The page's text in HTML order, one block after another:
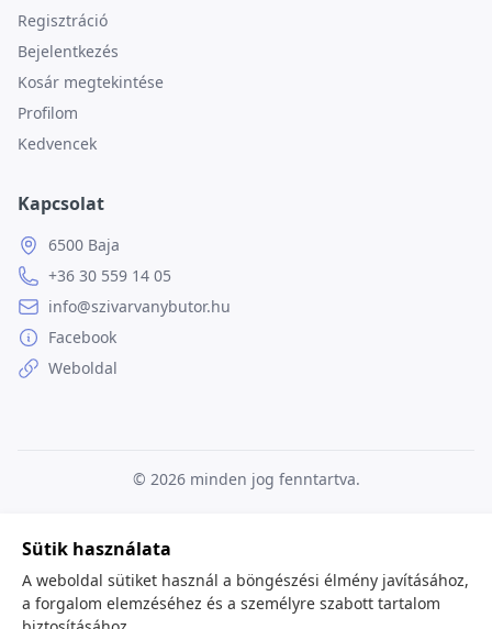
Regisztráció
Bejelentkezés
Kosár megtekintése
Profilom
Kedvencek
Kapcsolat
6500 Baja
+36 30 559 14 05
info@szivarvanybutor.hu
Facebook
Weboldal
© 2026 minden jog fenntartva.
Sütik használata
A weboldal sütiket használ a böngészési élmény javításához,
a forgalom elemzéséhez és a személyre szabott tartalom